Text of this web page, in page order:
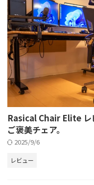
Rasical Chair Elite レ
ご褒美チェア。
2025/9/6
レビュー